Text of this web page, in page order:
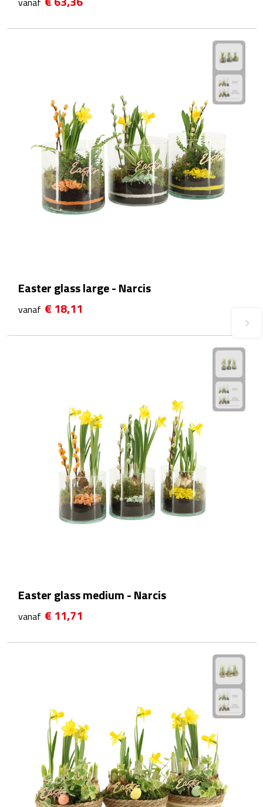
Fiets reparatiesets
Zadelhoezen
Drinkwaren
Drinkbekers
Plastic bekers
Reisbekers
Drinkflessen met karabijnhaak
Sportflessen
Thermosflessen
Waterflesjes
Glazen & karaffen
Cocktailglazen
Wijnglazen
Koffieglazen
Easter glass large - Narcis
vanaf € 18,11
Easter glass medium - Narcis
vanaf € 11,71